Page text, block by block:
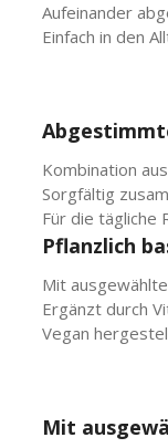
Aufeinander
Einfach in den
Kombination
Sorgfältig
Für die tägliche
Pflanzlich
Mit
Ergänzt durch
Vegan
Mit